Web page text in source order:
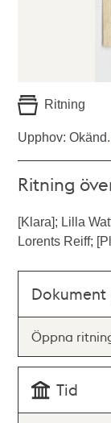
Ritning
Upphov: Okänd.
Ritning
[Klara]; Lilla
Lorents Reiff;
Dokument
Öppna
Tid